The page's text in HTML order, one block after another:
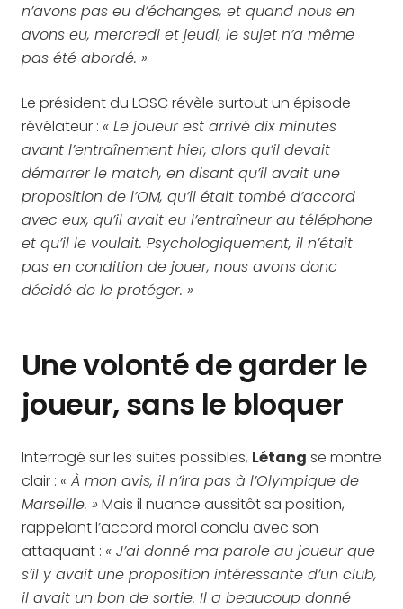
n’avons pas eu d’échanges, et quand nous en
avons eu, mercredi et jeudi, le sujet n’a même
pas été abordé. »
Le président du LOSC révèle surtout un épisode
révélateur : « Le joueur est arrivé dix minutes
avant l’entraînement hier, alors qu’il devait
démarrer le match, en disant qu’il avait une
proposition de l’OM, qu’il était tombé d’accord
avec eux, qu’il avait eu l’entraîneur au téléphone
et qu’il le voulait. Psychologiquement, il n’était
pas en condition de jouer, nous avons donc
décidé de le protéger. »
Une volonté de garder le
joueur, sans le bloquer
Interrogé sur les suites possibles, Létang se montre
clair : « À mon avis, il n’ira pas à l’Olympique de
Marseille. » Mais il nuance aussitôt sa position,
rappelant l’accord moral conclu avec son
attaquant : « J’ai donné ma parole au joueur que
s’il y avait une proposition intéressante d’un club,
il avait un bon de sortie. Il a beaucoup donné